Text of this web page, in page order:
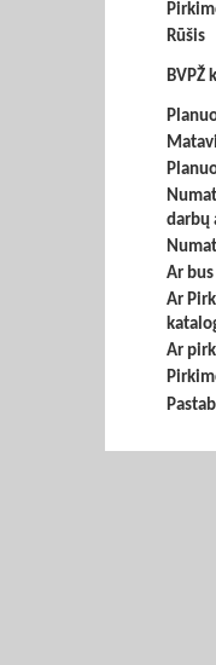
Rūšis
BVPŽ
darbų
Ar
Ar
Ar